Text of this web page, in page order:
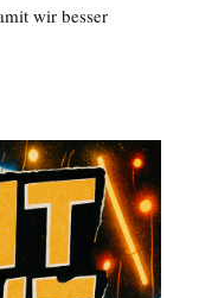
wir besser